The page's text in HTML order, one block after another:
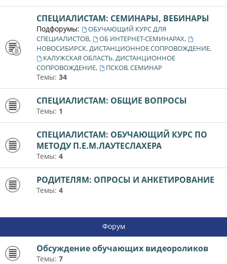
СПЕЦИАЛИСТАМ: СЕМИНАРЫ, ВЕБИНАРЫ
Подфорумы:
ОБУЧАЮЩИЙ КУРС ДЛЯ
СПЕЦИАЛИСТОВ, ОБ ИНТЕРНЕТ-СЕМИНАРАХ,
НОВОСИБИРСК. ДИСТАНЦИОННОЕ СОПРОВОЖДЕНИЕ,
КАЛУЖСКАЯ ОБЛАСТЬ. ДИСТАНЦИОННОЕ
СОПРОВОЖДЕНИЕ, ПСКОВ. СЕМИНАР
Темы: 34
СПЕЦИАЛИСТАМ: ОБЩИЕ ВОПРОСЫ
Темы: 1
СПЕЦИАЛИСТАМ: ОБУЧАЮЩИЙ КУРС ПО
МЕТОДУ П.Е.М.ЛАУТЕСЛАХЕРА
Темы: 4
РОДИТЕЛЯМ: ОПРОСЫ И АНКЕТИРОВАНИЕ
Темы: 4
Форум
Обсуждение обучающих видеороликов
Темы: 7